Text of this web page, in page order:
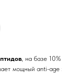
, на базе 10%
мощный anti-